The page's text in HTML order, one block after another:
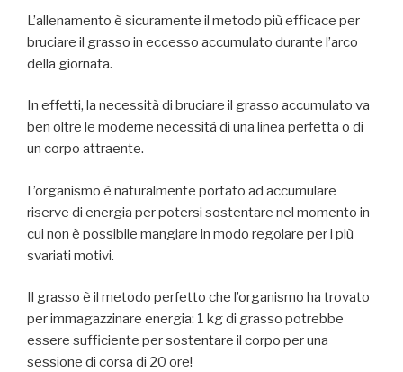
L’allenamento è sicuramente il metodo più efficace per
bruciare il grasso in eccesso accumulato durante l’arco
della giornata.
In effetti, la necessità di bruciare il grasso accumulato va
ben oltre le moderne necessità di una linea perfetta o di
un corpo attraente.
L’organismo è naturalmente portato ad accumulare
riserve di energia per potersi sostentare nel momento in
cui non è possibile mangiare in modo regolare per i più
svariati motivi.
Il grasso è il metodo perfetto che l’organismo ha trovato
per immagazzinare energia: 1 kg di grasso potrebbe
essere sufficiente per sostentare il corpo per una
sessione di corsa di 20 ore!